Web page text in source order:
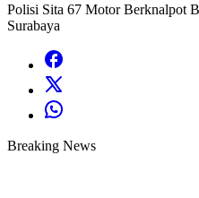
Polisi Sita 67 Motor Berknalpot
Surabaya
Breaking News